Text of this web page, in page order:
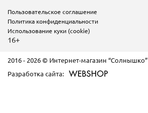
Пользовательское соглашение
Политика конфиденциальности
Использование куки (cookie)
16+
2016 - 2026 © Интернет-магазин “Солнышко”
Разработка сайта: